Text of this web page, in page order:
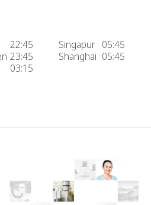
22:45
23:45
03:15
Singapur 05:45
Shanghai 05:45